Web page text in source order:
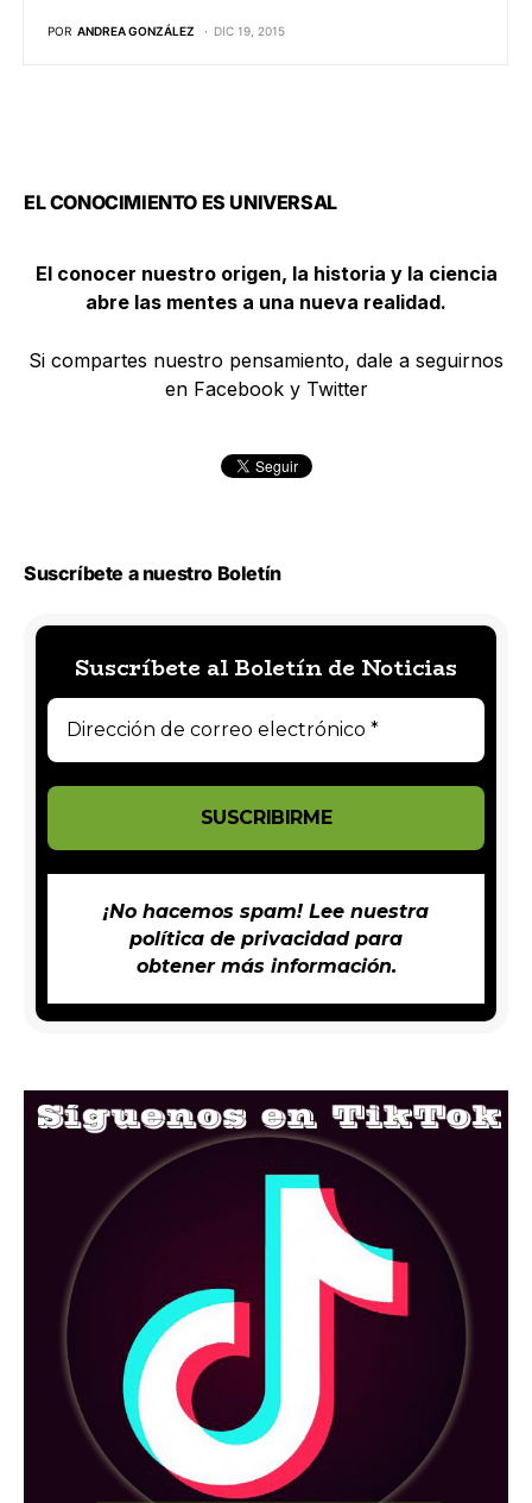
POR ANDREA GONZÁLEZ DIC 19, 2015
EL CONOCIMIENTO ES UNIVERSAL
El conocer nuestro origen, la historia y la ciencia
abre las mentes a una nueva realidad.
Si compartes nuestro pensamiento, dale a seguirnos
en Facebook y Twitter
Suscríbete a nuestro Boletín
Suscríbete al Boletín de Noticias
¡No hacemos spam! Lee nuestra
política de privacidadpara
obtener más información.